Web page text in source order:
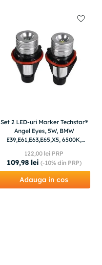
Set 2 LED-uri Marker Techstar®
Angel Eyes, 5W, BMW
E39,E61,E63,E65,X5, 6500K,
122,00 lei PRP
109,98 lei (-10%din PRP)
Adauga in cos